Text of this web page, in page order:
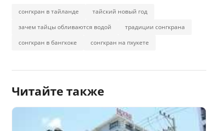
сонгкран в тайланде
тайский новый год
зачем тайцы обливаются водой
традиции сонгкрана
сонгкран в бангкоке
сонгкран на пхукете
Читайте также